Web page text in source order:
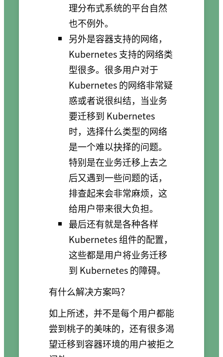
理分布式系统的平台自然
也不例外。
另外是容器支持的网络，
Kubernetes 支持的网络类
型很多。很多用户对于
Kubernetes 的网络非常疑
惑或者说很纠结，当业务
要迁移到 Kubernetes
时，选择什么类型的网络
是一个难以抉择的问题。
特别是在业务迁移上去之
后又遇到一些问题的话，
排查起来会非常麻烦，这
给用户带来很大负担。
最后还有就是各种各样
Kubernetes 组件的配置，
这些都是用户将业务迁移
到 Kubernetes 的障碍。
有什么解决方案吗？
如上所述，并不是每个用户都能
尝到桃子的美味的，还有很多渴
望迁移到容器环境的用户被拒之